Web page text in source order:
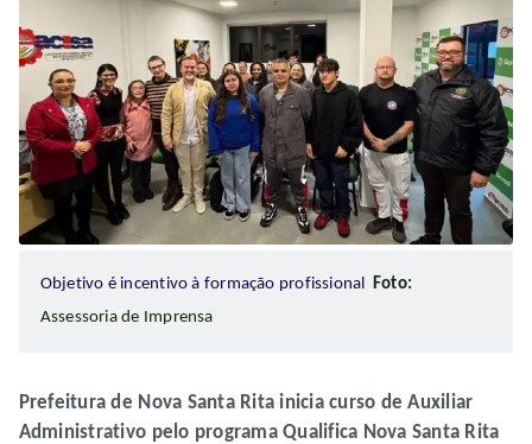
Objetivo é incentivo à formação profissional
Foto:
Assessoria de Imprensa
Prefeitura de Nova Santa Rita inicia curso de Auxiliar
Administrativo pelo programa Qualifica Nova Santa Rita